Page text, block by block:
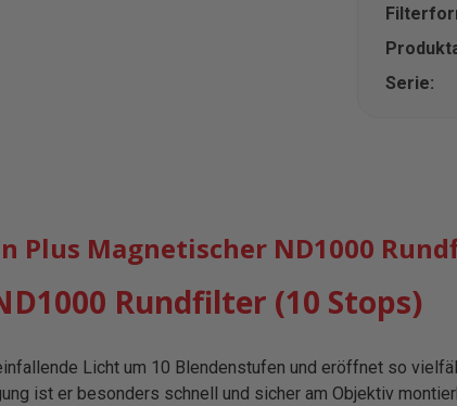
Serie:
Magnetischer ND1000
Rundfilter (10 Stops)
Licht um 10 Blendenstufen und eröffnet so
ist er besonders schnell und sicher am Objektiv